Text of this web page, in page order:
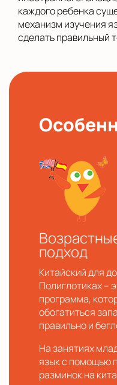
каждого ребенка
механизм изучения
сделать правильный
подход
Китайский для
Полиглотиках –
программа,
обогатиться
правильно и
На занятиях
язык с помощью
разминок на